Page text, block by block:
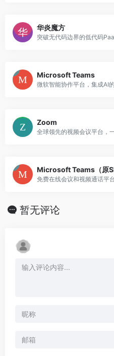
华炎魔方
突破无代码边界的低代码
Microsoft Teams
微软智能协作平台，集成AI
Zoom
全球领先的视频会议平台，
Microsoft Teams（原
免费在线会议和视频通话平
暂无评论